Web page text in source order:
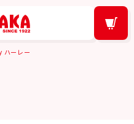
ハーレー